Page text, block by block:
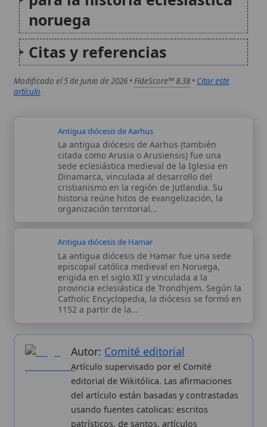
Antigua diócesis de Hamar
La antigua diócesis de Hamar fue una sede
episcopal católica medieval en Noruega,
erigida en el siglo XII y vinculada a la
provincia eclesiástica de Trondhjem. Según la
Catholic Encyclopedia, la diócesis se formó en
1152 a partir de la...
Artículo supervisado por el Comité
editorial de Wikitólica. Las afirmaciones
del artículo están basadas y contrastadas
usando fuentes catolicas: escritos
patrísticos, de santos, artículos
teológicos, documentos históricos, actas
de concilios, encíclicas, fuentes
la Iglesia.Proceso editorial →
Wikitólica © 2026. Enciclopedia del patrimonio doctrinal,
histórico y litúrgico de la Iglesia Católica. Parte de la red formativa
Curso Católico,Buscador Católicoy Custodio Animae . Con
analíticas anónimas. Licencia CC BY-SA
Carlo Acutis.
Proceso editorial
Publicación seriada
Datos abiertos
Estadísticas
Aviso legal
Política de privacidad
Más visitados
Nuevas entradas
Cambios recientes
Aplicaciones
Kit de Prensa
Widgets para tu web
✦ SÍGUENOS EN